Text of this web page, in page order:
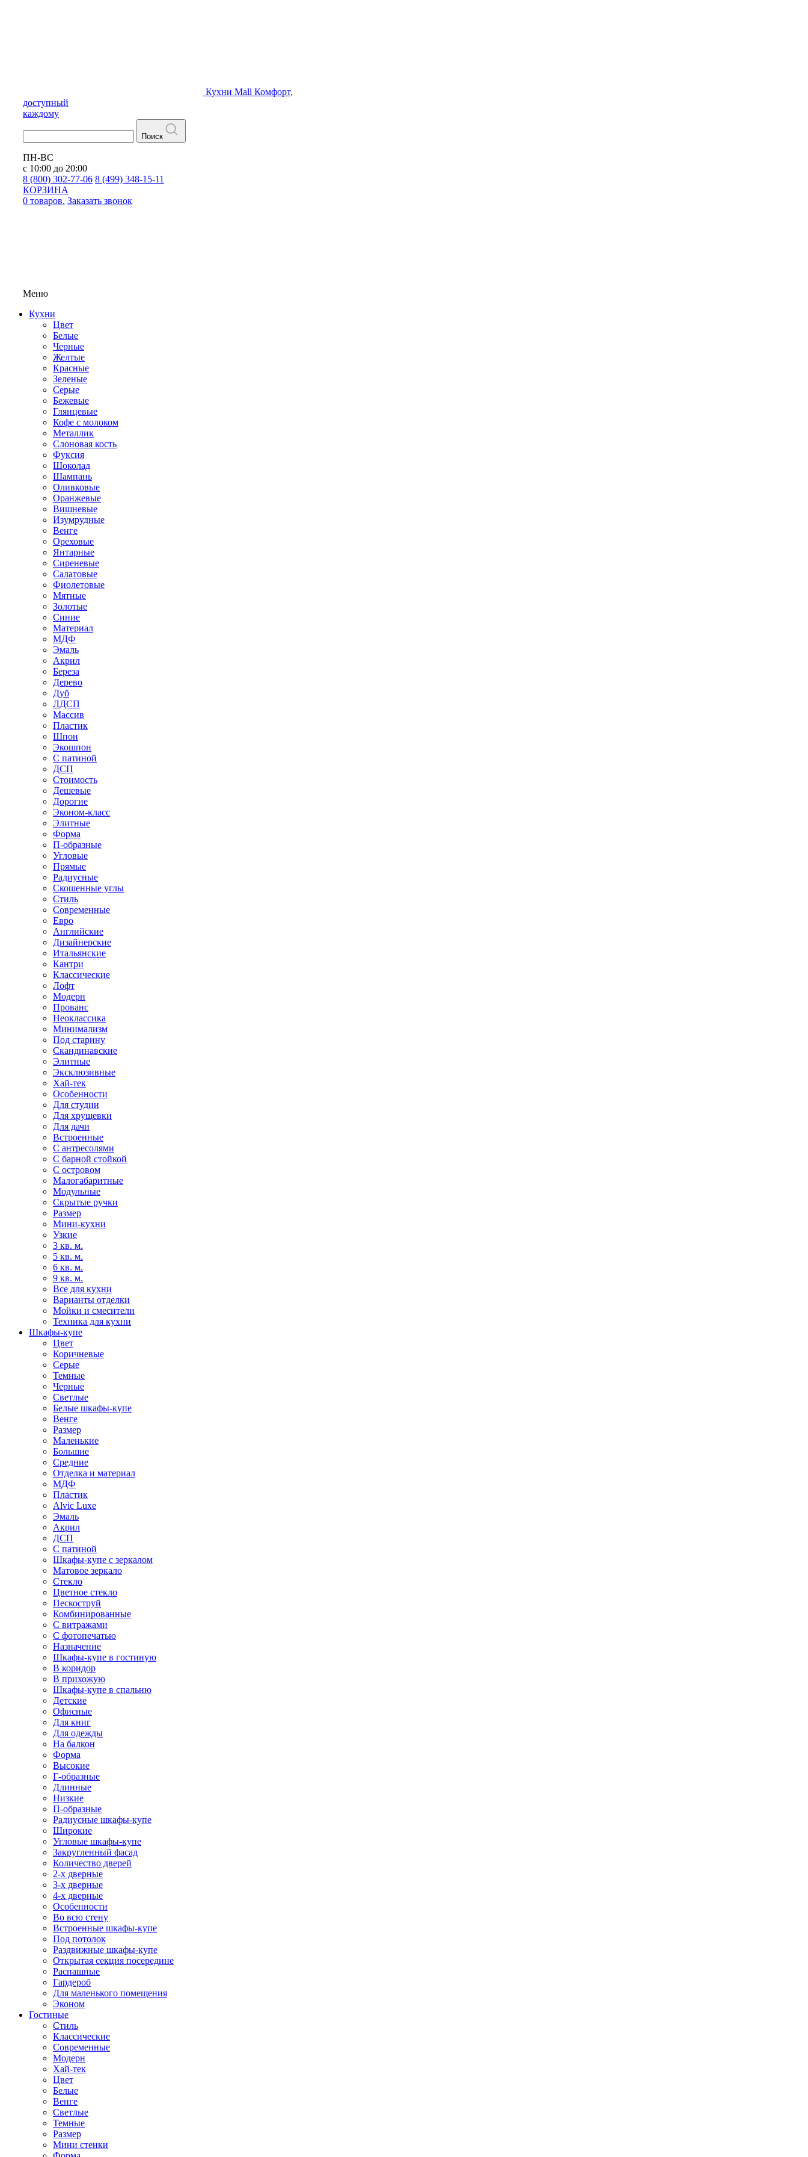
Кухни Mall Комфорт,
доступный
каждому
Поиск
ПН-ВС
с 10:00 до 20:00
8 (800) 302-77-06 8 (499) 348-15-11
КОРЗИНА
0 товаров. Заказать звонок
Меню
Кухни
Цвет
Белые
Черные
Желтые
Красные
Зеленые
Серые
Бежевые
Глянцевые
Кофе с молоком
Металлик
Слоновая кость
Фуксия
Шоколад
Шампань
Оливковые
Оранжевые
Вишневые
Изумрудные
Венге
Ореховые
Янтарные
Сиреневые
Салатовые
Фиолетовые
Мятные
Золотые
Синие
Материал
МДФ
Эмаль
Акрил
Береза
Дерево
Дуб
ЛДСП
Массив
Пластик
Шпон
Экошпон
С патиной
ДСП
Стоимость
Дешевые
Дорогие
Эконом-класс
Элитные
Форма
П-образные
Угловые
Прямые
Радиусные
Скошенные углы
Стиль
Современные
Евро
Английские
Дизайнерские
Итальянские
Кантри
Классические
Лофт
Модерн
Прованс
Неоклассика
Минимализм
Под старину
Скандинавские
Элитные
Эксклюзивные
Хай-тек
Особенности
Для студии
Для хрущевки
Для дачи
Встроенные
С антресолями
С барной стойкой
С островом
Малогабаритные
Модульные
Скрытые ручки
Размер
Мини-кухни
Узкие
3 кв. м.
5 кв. м.
6 кв. м.
9 кв. м.
Все для кухни
Варианты отделки
Мойки и смесители
Техника для кухни
Шкафы-купе
Цвет
Коричневые
Серые
Темные
Черные
Светлые
Белые шкафы-купе
Венге
Размер
Маленькие
Большие
Средние
Отделка и материал
МДФ
Пластик
Alvic Luxe
Эмаль
Акрил
ДСП
С патиной
Шкафы-купе с зеркалом
Матовое зеркало
Стекло
Цветное стекло
Пескоструй
Комбинированные
С витражами
С фотопечатью
Назначение
Шкафы-купе в гостиную
В коридор
В прихожую
Шкафы-купе в спальню
Детские
Офисные
Для книг
Для одежды
На балкон
Форма
Высокие
Г-образные
Длинные
Низкие
П-образные
Радиусные шкафы-купе
Широкие
Угловые шкафы-купе
Закругленный фасад
Количество дверей
2-х дверные
3-х дверные
4-х дверные
Особенности
Во всю стену
Встроенные шкафы-купе
Под потолок
Раздвижные шкафы-купе
Открытая секция посередине
Распашные
Гардероб
Для маленького помещения
Эконом
Гостиные
Стиль
Классические
Современные
Модерн
Хай-тек
Цвет
Белые
Венге
Светлые
Темные
Размер
Мини стенки